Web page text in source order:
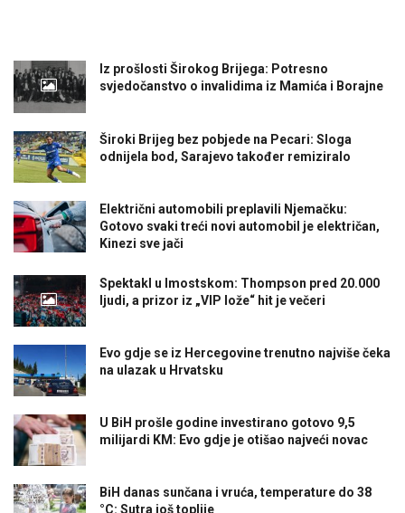
Iz prošlosti Širokog Brijega: Potresno
svjedočanstvo o invalidima iz Mamića i Borajne
Široki Brijeg bez pobjede na Pecari: Sloga
odnijela bod, Sarajevo također remiziralo
Električni automobili preplavili Njemačku:
Gotovo svaki treći novi automobil je električan,
Kinezi sve jači
Spektakl u Imostskom: Thompson pred 20.000
ljudi, a prizor iz „VIP lože“ hit je večeri
Evo gdje se iz Hercegovine trenutno najviše čeka
na ulazak u Hrvatsku
U BiH prošle godine investirano gotovo 9,5
milijardi KM: Evo gdje je otišao najveći novac
BiH danas sunčana i vruća, temperature do 38
°C: Sutra još toplije